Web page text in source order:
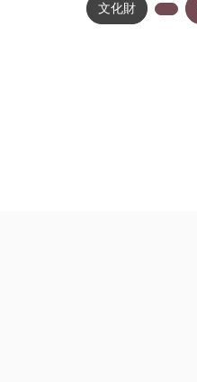
文化財